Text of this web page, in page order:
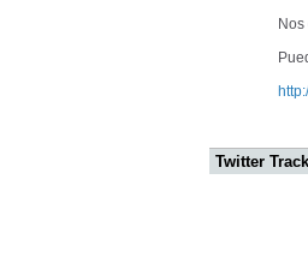
Twitter